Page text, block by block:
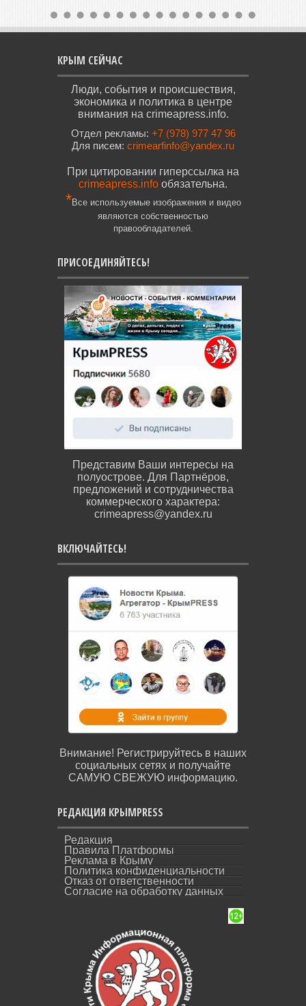
КРЫМ СЕЙЧАС
Люди, события и происшествия,
экономика и политика в центре
внимания на crimeapress.info.
Отдел рекламы: +7 (978) 977 47 96
Для писем: crimearfinfo@yandex.ru
При цитировании гиперссылка на
crimeapress.info обязательна.
*Все используемые изображения и видео
являются собственностью
правообладателей.
ПРИСОЕДИНЯЙТЕСЬ!
Представим Ваши интересы на
полуострове. Для Партнёров,
предложений и сотрудничества
коммерческого характера:
crimeapress@yandex.ru
ВКЛЮЧАЙТЕСЬ!
Внимание! Регистрируйтесь в наших
социальных сетях и получайте
САМУЮ СВЕЖУЮ информацию.
РЕДАКЦИЯ КРЫМPRESS
Редакция
Правила Платформы
Реклама в Крыму
Политика конфиденциальности
Отказ от ответственности
Согласие на обработку данных